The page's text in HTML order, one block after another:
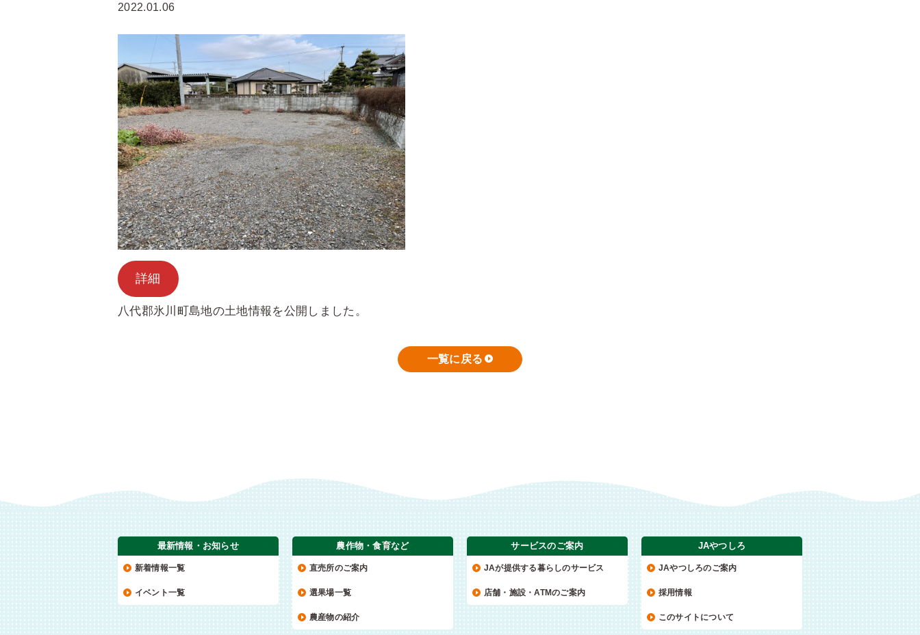
2022.01.06
詳細
八代郡氷川町島地の土地情報を公開しました。
一覧に戻る
最新情報・お知らせ
新着情報一覧
イベント一覧
農作物・食育など
直売所のご案内
選果場一覧
農産物の紹介
サービスのご案内
JAが提供する暮らしのサービス
店舗・施設・ATMのご案内
JAやつしろ
JAやつしろのご案内
採用情報
このサイトについて